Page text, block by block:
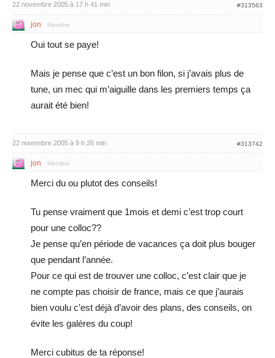
22 novembre 2005 à 17 h 41 min #313563
jon Membre
Oui tout se paye!
Mais je pense que c’est un bon filon, si j’avais plus de
tune, un mec qui m’aiguille dans les premiers temps ça
aurait été bien!
22 novembre 2005 à 9 h 26 min #313742
jon Membre
Merci du ou plutot des conseils!
Tu pense vraiment que 1mois et demi c’est trop court
pour une colloc??
Je pense qu’en période de vacances ça doit plus bouger
que pendant l’année.
Pour ce qui est de trouver une colloc, c’est clair que je
ne compte pas choisir de france, mais ce que j’aurais
bien voulu c’est déjà d’avoir des plans, des conseils, on
évite les galéres du coup!
Merci cubitus de ta réponse!